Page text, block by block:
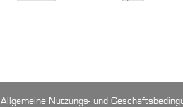
Allgemeine Nutzungs- und